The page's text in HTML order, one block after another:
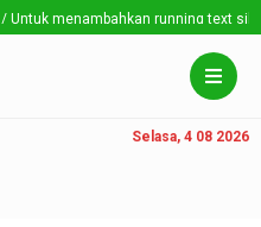
menambahkan running text
Selasa, 4 08 2026